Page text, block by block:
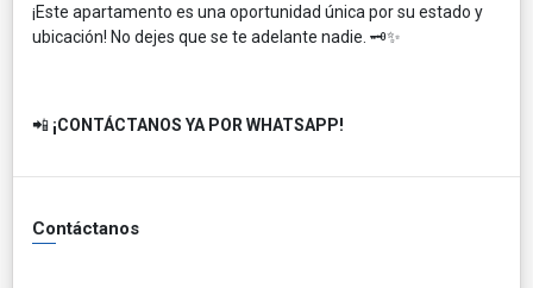
¡Este apartamento es una oportunidad única por su estado y
ubicación! No dejes que se te adelante nadie. 🗝️✨
📲 ¡CONTÁCTANOS YA POR WHATSAPP!
Contáctanos